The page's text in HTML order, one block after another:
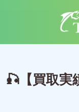
🎣【買取実